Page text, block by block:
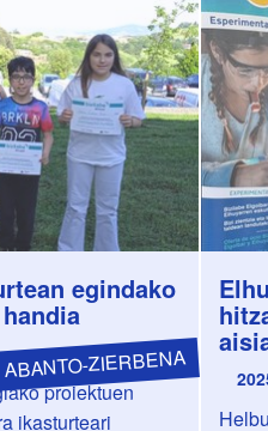
egindako
ABANTO-ZIERBENA
proiektuen
ikasturteari